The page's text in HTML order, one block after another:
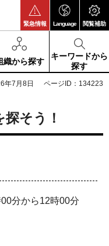
緊急情報 Language 閲覧補助
織から探す
キーワードから
探す
年7月8日 ページID：134223
そう！
分から12時00分